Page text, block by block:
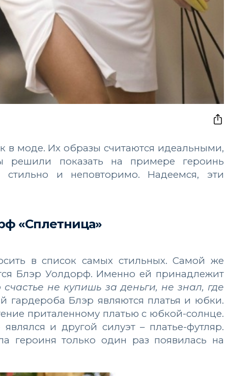
в моде. Их образы считаются идеальными,
показать на примере героинь
стильно и неповторимо. Надеемся, эти
«Сплетница»
в список самых стильных. Самой же
Блэр Уолдорф. Именно ей принадлежит
счастье не купишь за деньги, не знал, где
гардероба Блэр являются платья и юбки.
приталенному платью с юбкой-солнце.
и другой силуэт – платье-футляр.
героиня только один раз появилась на